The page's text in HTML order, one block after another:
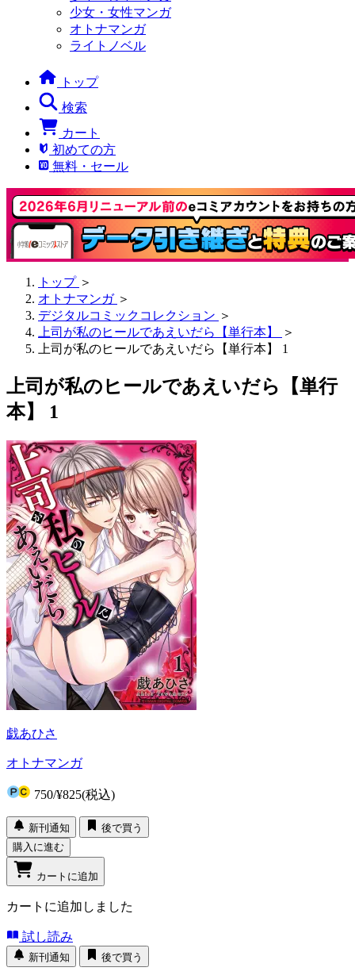
少女・女性マンガ
オトナマンガ
ライトノベル
トップ
検索
カート
初めての方
無料・セール
トップ ＞
オトナマンガ ＞
デジタルコミックコレクション ＞
上司が私のヒールであえいだら【単行本】
＞
上司が私のヒールであえいだら【単行本】 1
上司が私のヒールであえいだら【単行
本】 1
戯あひさ
オトナマンガ
750/¥825(税込)
新刊通知
後で買う
購入に進む
カートに追加
カートに追加しました
試し読み
新刊通知 後で買う